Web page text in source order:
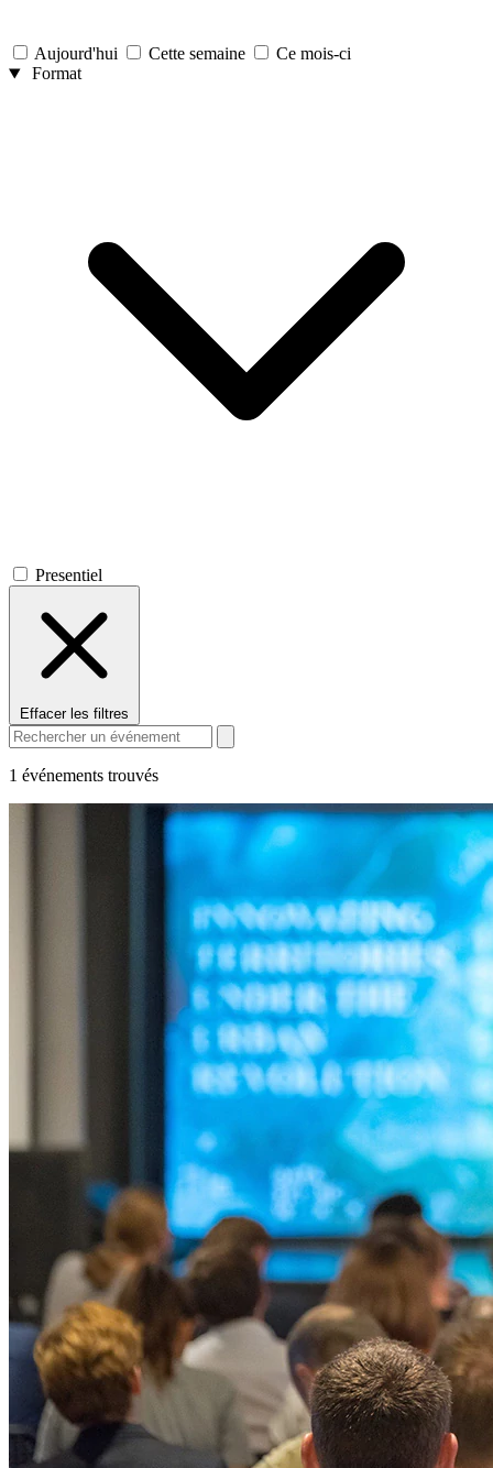
Aujourd'hui Cette semaine
Ce mois-ci
Format
Presentiel
Effacer les filtres
1 événements trouvés